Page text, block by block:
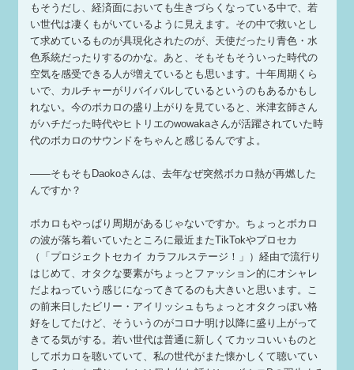
もそうだし、経済面においても生きづらくなっている中で、若
い世代は凄くもがいているように見えます。その中で救いとし
て求めているものが具現化されたのが、天使だったり青色・水
色系統だったりするのかな。あと、そもそもそういった時代の
空気を感受できる人が増えているとも思います。十年周期くら
いで、カルチャーがリバイバルしているというのもあるかもし
れない。今のボカロの盛り上がりを見ていると、米津玄師さん
がハチだった時代やヒトリエのwowakaさんが活躍されていた時
代のボカロのサウンドをちゃんと感じるんですよ。
——そもそもDaokoさんは、去年なぜ突然ボカロ熱が再燃した
んですか？
ボカロもやっぱり周期があるじゃないですか。ちょっとボカロ
の波が落ち着いていたところに最近またTikTokやプロセカ
（「プロジェクトセカイ カラフルステージ！」）経由で流行り
はじめて、オタクな要素がちょっとファッション的にオシャレ
だよねっていう感じになってきてるのも大きいと思います。こ
の前来日したビリー・アイリッシュもちょっとオタクっぽい格
好をしてたけど、そういうのがコロナ明け以降に盛り上がって
きてる気がする。若い世代は普通に新しくてカッコいいものと
してボカロを聴いていて、私の世代がまた懐かしくて聴いてい